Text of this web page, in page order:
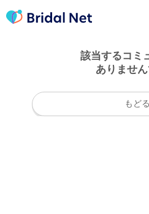
該当するコミ
ありませ
もどる